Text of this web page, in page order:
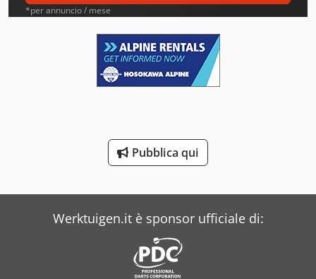
Ausa
Buehler
*per annuncio / mese
Pubblica qui
Werktuigen.it è sponsor ufficiale di: